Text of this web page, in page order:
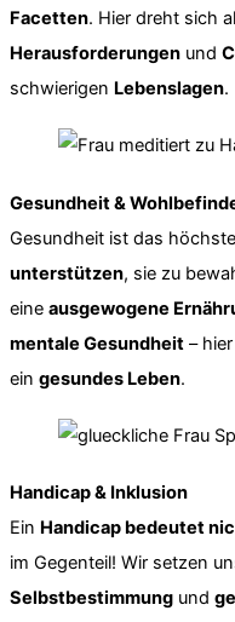
Facetten. Hier dreht sich
Herausforderungen und
schwierigen Lebenslagen.
Gesundheit &
Gesundheit ist das
unterstützen, sie zu
eine ausgewogene
mentale Gesundheit –
ein gesundes Leben.
Handicap & Inklusion
Ein Handicap bedeutet
im Gegenteil! Wir setzen
Selbstbestimmung und